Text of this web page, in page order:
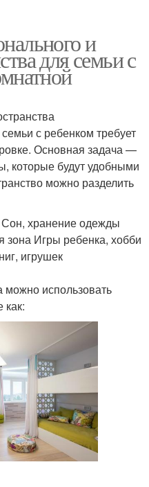
и
для семьи с
с ребенком требует
Основная задача —
которые будут удобными
можно разделить
хранение одежды
зона Игры ребенка, хобби
игрушек
можно использовать
как: